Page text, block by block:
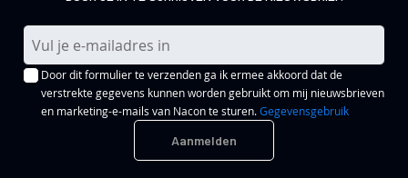
A
b
o
Door dit formulier te verzenden ga ik ermee akkoord dat de
verstrekte gegevens kunnen worden gebruikt om mij nieuwsbrieven
en marketing-e-mails van Nacon te sturen.Gegevensgebruik
Aanmelden